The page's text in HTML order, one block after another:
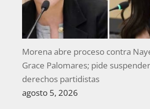
Morena abre proceso contra
Grace Palomares; pide
derechos partidistas
agosto 5, 2026